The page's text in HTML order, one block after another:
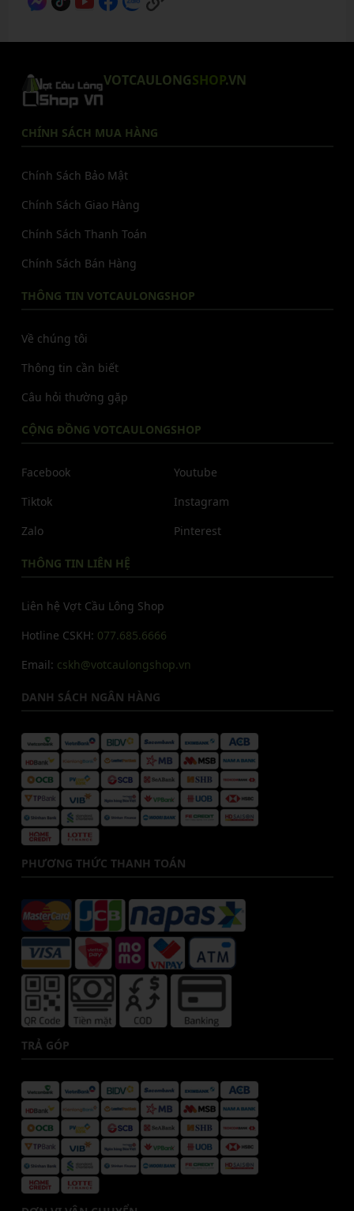
VOTCAULONGSHOP.VN
CHÍNH SÁCH MUA HÀNG
Chính Sách Bảo Mật
Chính Sách Giao Hàng
Chính Sách Thanh Toán
Chính Sách Bán Hàng
THÔNG TIN VOTCAULONGSHOP
Về chúng tôi
Thông tin cần biết
Câu hỏi thường gặp
CỘNG ĐỒNG VOTCAULONGSHOP
Facebook
Tiktok
Zalo
Youtube
Instagram
Pinterest
THÔNG TIN LIÊN HỆ
Liên hệ Vợt Cầu Lông Shop
Hotline CSKH: 077.685.6666
Email: cskh@votcaulongshop.vn
DANH SÁCH NGÂN HÀNG
PHƯƠNG THỨC THANH TOÁN
TRẢ GÓP